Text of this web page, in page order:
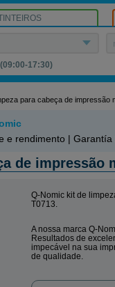
17:30)
para cabeça de impressão
e rendimento | Garantía
de impressão
Q-Nomic kit de
T0713.
A nossa marca Q-
Resultados de
impecável na sua
de qualidade.